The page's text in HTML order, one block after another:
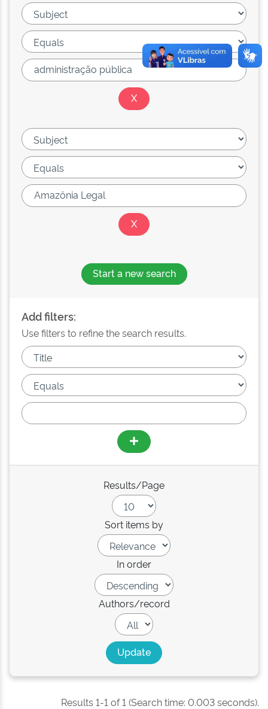
Start a new search
Add filters:
Use filters to refine the search results.
Results/Page
Sort items by
In order
Authors/record
Results 1-1 of 1 (Search time: 0.003 seconds).